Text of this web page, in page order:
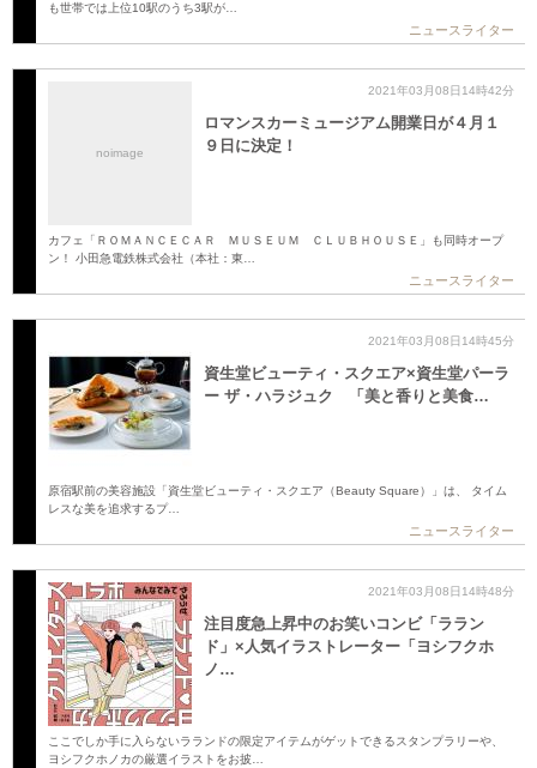
も世帯では上位10駅のうち3駅が…
ニュースライター
noimage
2021年03月08日14時42分
ロマンスカーミュージアム開業日が４月１
９日に決定！
カフェ「ＲＯＭＡＮＣＥＣＡＲ ＭＵＳＥＵＭ ＣＬＵＢＨＯＵＳＥ」も同時オープ
ン！ 小田急電鉄株式会社（本社：東…
ニュースライター
2021年03月08日14時45分
資生堂ビューティ・スクエア×資生堂パーラ
ー ザ・ハラジュク 「美と香りと美食…
原宿駅前の美容施設「資生堂ビューティ・スクエア（Beauty Square）」は、 タイム
レスな美を追求するプ…
ニュースライター
2021年03月08日14時48分
注目度急上昇中のお笑いコンビ「ララン
ド」×人気イラストレーター「ヨシフクホ
ノ…
ここでしか手に入らないラランドの限定アイテムがゲットできるスタンプラリーや、
ヨシフクホノカの厳選イラストをお披…